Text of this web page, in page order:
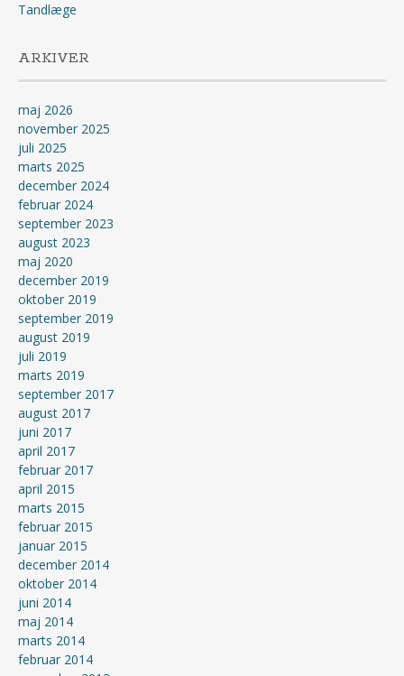
Tandlæge
ARKIVER
maj 2026
november 2025
juli 2025
marts 2025
december 2024
februar 2024
september 2023
august 2023
maj 2020
december 2019
oktober 2019
september 2019
august 2019
juli 2019
marts 2019
september 2017
august 2017
juni 2017
april 2017
februar 2017
april 2015
marts 2015
februar 2015
januar 2015
december 2014
oktober 2014
juni 2014
maj 2014
marts 2014
februar 2014